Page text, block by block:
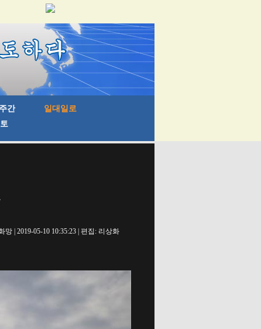
망 | 2019-05-10 10:35:23 | 편집: 리상화